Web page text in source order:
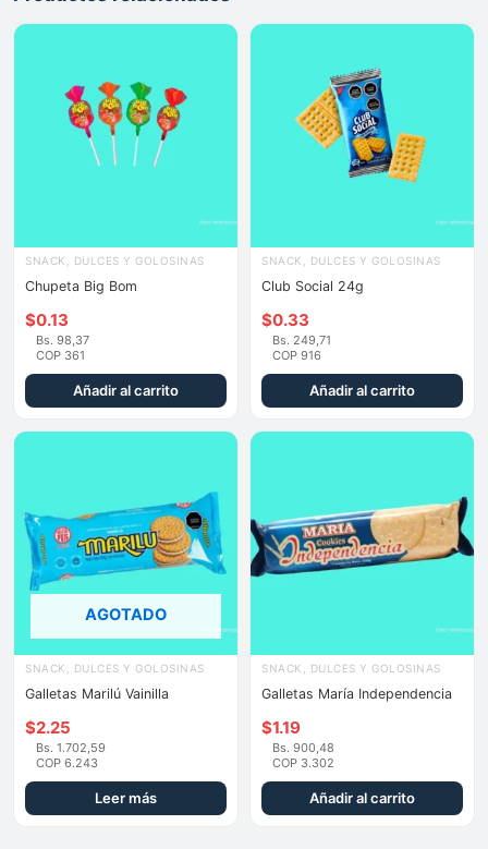
SNACK, DULCES Y GOLOSINAS
Chupeta Big Bom
$0.13
Bs. 98,37
COP 361
Añadir al carrito
SNACK, DULCES Y GOLOSINAS
Club Social 24g
$0.33
Bs. 249,71
COP 916
Añadir al carrito
AGOTADO
SNACK, DULCES Y GOLOSINAS
Galletas Marilú Vainilla
$2.25
Bs. 1.702,59
COP 6.243
Leer más
SNACK, DULCES Y GOLOSINAS
Galletas María Independencia
$1.19
Bs. 900,48
COP 3.302
Añadir al carrito